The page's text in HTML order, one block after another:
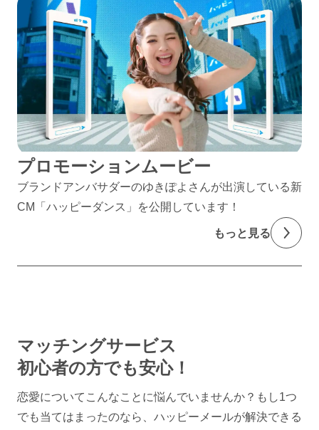
プロモーションムービー
ブランドアンバサダーのゆきぽよさんが出演している新
CM「ハッピーダンス」を公開しています！
もっと見る
マッチングサービス
初心者の方でも安心！
恋愛についてこんなことに悩んでいませんか？ もし1つ
でも当てはまったのなら、ハッピーメールが解決できる